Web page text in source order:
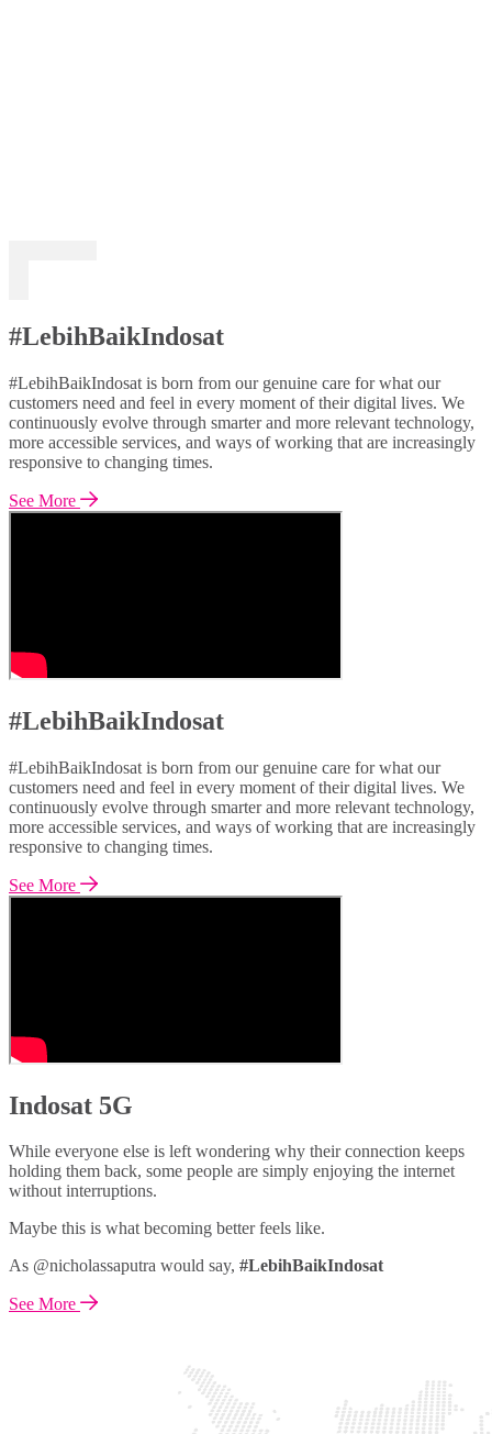
#LebihBaikIndosat
#LebihBaikIndosat is born from our genuine care for what our
customers need and feel in every moment of their digital lives. We
continuously evolve through smarter and more relevant technology,
more accessible services, and ways of working that are increasingly
responsive to changing times.
See More
#LebihBaikIndosat
#LebihBaikIndosat is born from our genuine care for what our
customers need and feel in every moment of their digital lives. We
continuously evolve through smarter and more relevant technology,
more accessible services, and ways of working that are increasingly
responsive to changing times.
See More
Indosat 5G
While everyone else is left wondering why their connection keeps
holding them back, some people are simply enjoying the internet
without interruptions.
Maybe this is what becoming better feels like.
As @nicholassaputra would say, #LebihBaikIndosat
See More